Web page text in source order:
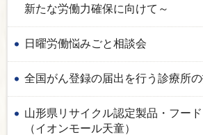
新たな労働力確保に向けて～
日曜労働悩みごと相談会
全国がん登録の届出を行う診療所
山形県リサイクル認定製品・フー
（イオンモール天童）